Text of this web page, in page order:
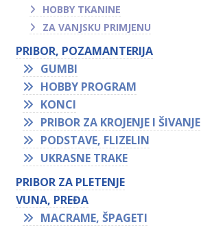
HOBBY TKANINE
ZA VANJSKU PRIMJENU
PRIBOR, POZAMANTERIJA
GUMBI
HOBBY PROGRAM
KONCI
PRIBOR ZA KROJENJE I ŠIVANJE
PODSTAVE, FLIZELIN
UKRASNE TRAKE
PRIBOR ZA PLETENJE
VUNA, PREĐA
MACRAME, ŠPAGETI